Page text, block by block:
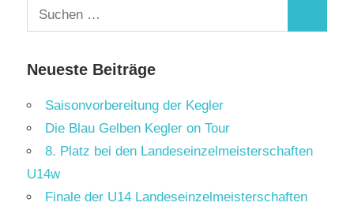
Suchen
nach:
Neueste Beiträge
Saisonvorbereitung der Kegler
Die Blau Gelben Kegler on Tour
8. Platz bei den Landeseinzelmeisterschaften
U14w
Finale der U14 Landeseinzelmeisterschaften